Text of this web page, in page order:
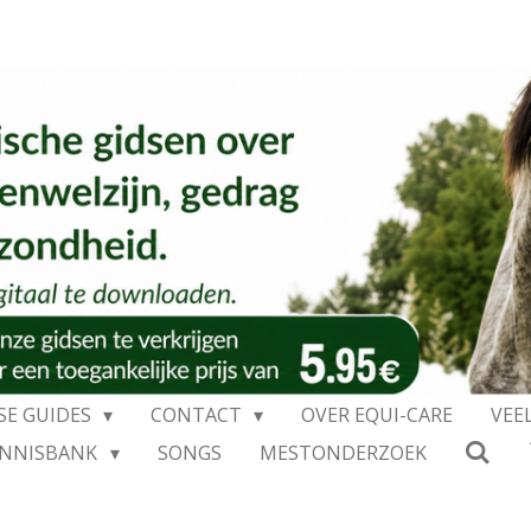
GUIDES CONTACT OVER EQUI-CARE
SONGS MESTONDERZOEK